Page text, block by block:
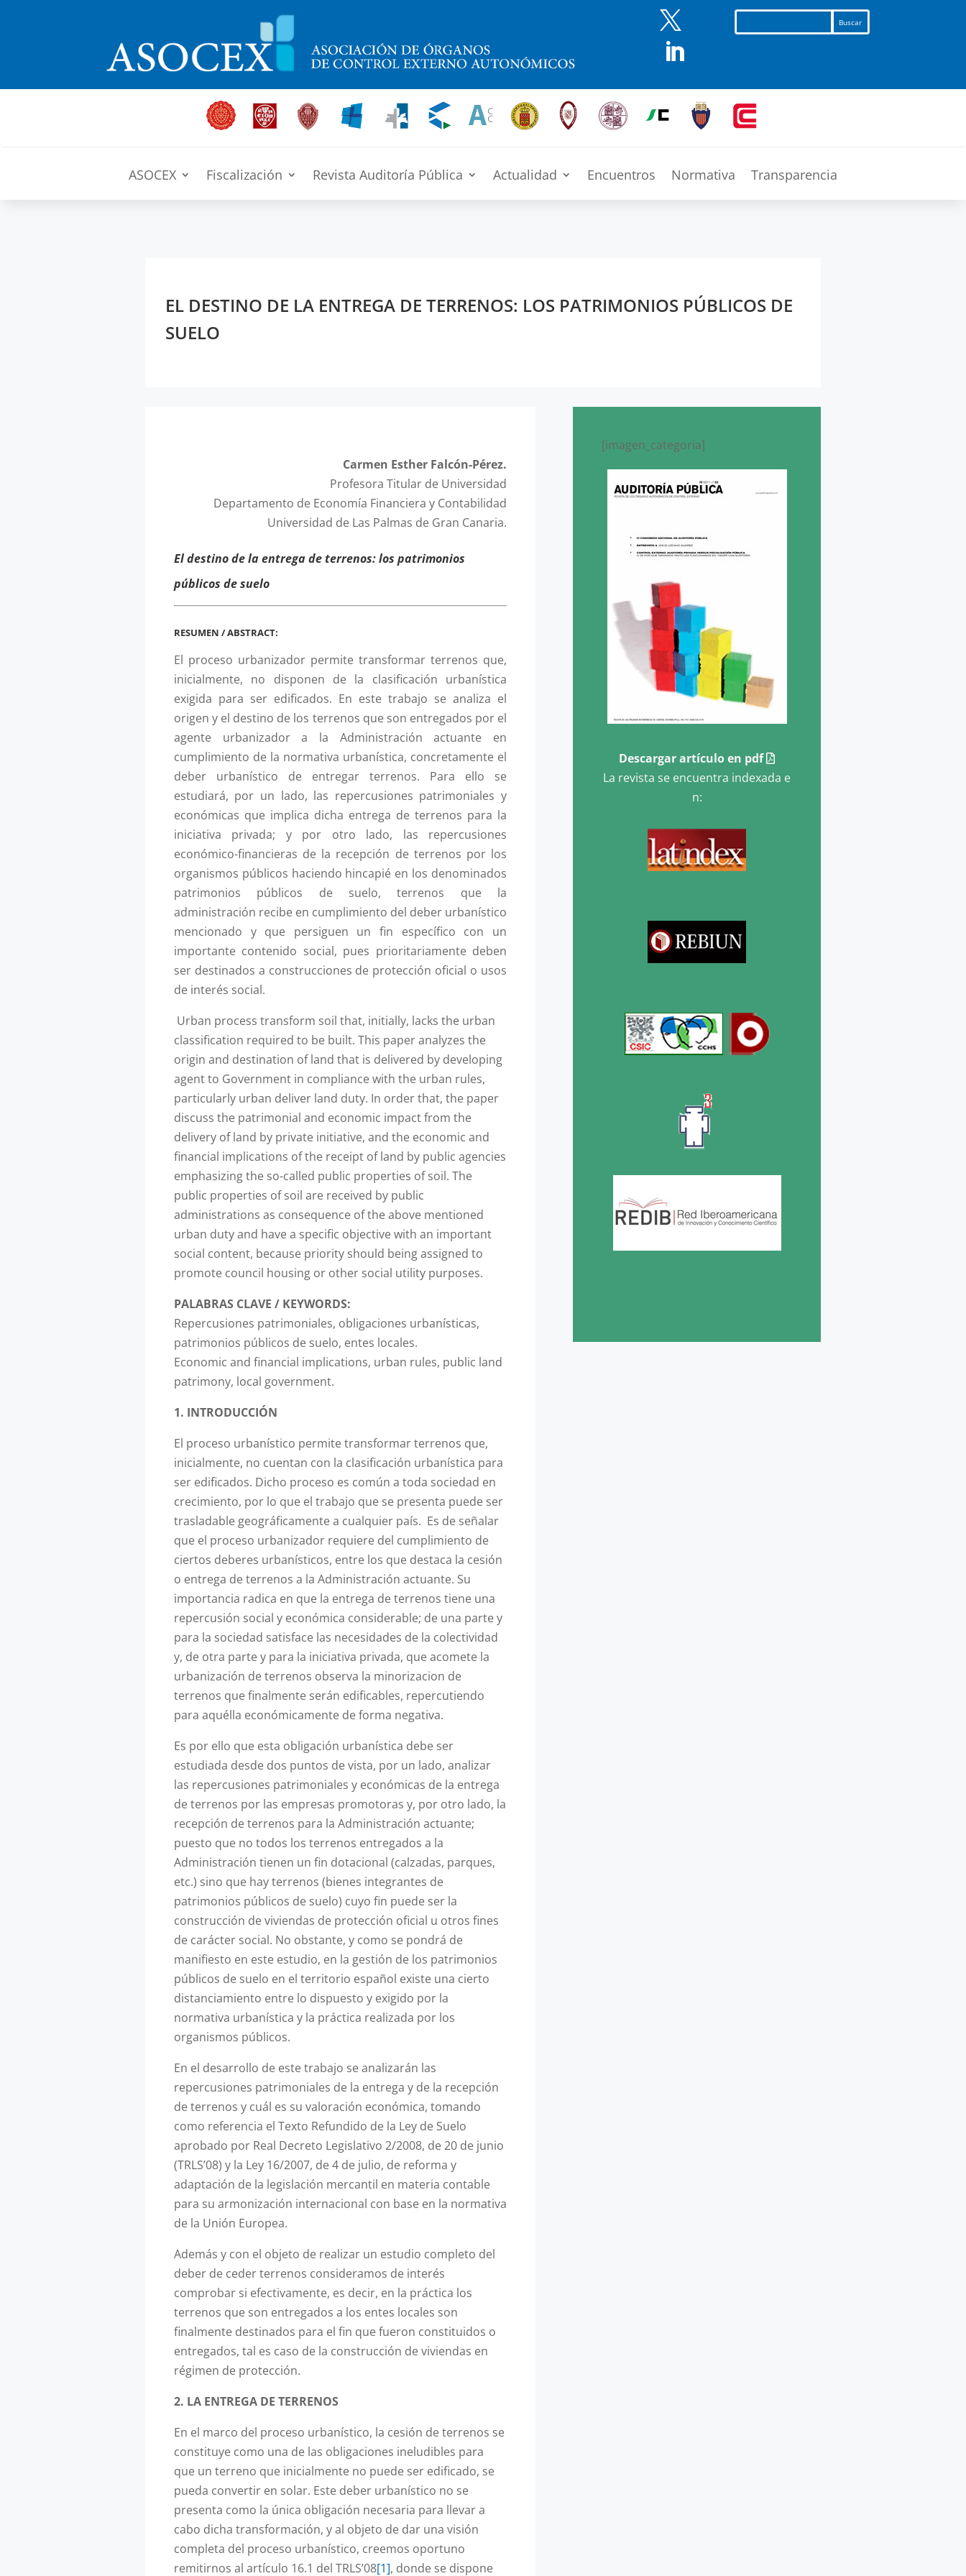


ASOCEX Fiscalización Revista Auditoría Pública Actualidad Encuentros Normativa Transparencia
EL DESTINO DE LA ENTREGA DE TERRENOS: LOS PATRIMONIOS PÚBLICOS DE
SUELO
Carmen Esther Falcón-Pérez.
Profesora Titular de Universidad
Departamento de Economía Financiera y Contabilidad
Universidad de Las Palmas de Gran Canaria.
El destino de la entrega de terrenos: los patrimonios
públicos de suelo
RESUMEN / ABSTRACT:
El proceso urbanizador permite transformar terrenos que,
inicialmente, no disponen de la clasificación urbanística
exigida para ser edificados. En este trabajo se analiza el
origen y el destino de los terrenos que son entregados por el
agente urbanizador a la Administración actuante en
cumplimiento de la normativa urbanística, concretamente el
deber urbanístico de entregar terrenos. Para ello se
estudiará, por un lado, las repercusiones patrimoniales y
económicas que implica dicha entrega de terrenos para la
iniciativa privada; y por otro lado, las repercusiones
económico-financieras de la recepción de terrenos por los
organismos públicos haciendo hincapié en los denominados
patrimonios públicos de suelo, terrenos que la
administración recibe en cumplimiento del deber urbanístico
mencionado y que persiguen un fin específico con un
importante contenido social, pues prioritariamente deben
ser destinados a construcciones de protección oficial o usos
de interés social.
Urban process transform soil that, initially, lacks the urban
classification required to be built. This paper analyzes the
origin and destination of land that is delivered by developing
agent to Government in compliance with the urban rules,
particularly urban deliver land duty. In order that, the paper
discuss the patrimonial and economic impact from the
delivery of land by private initiative, and the economic and
financial implications of the receipt of land by public agencies
emphasizing the so-called public properties of soil. The
public properties of soil are received by public
administrations as consequence of the above mentioned
urban duty and have a specific objective with an important
social content, because priority should being assigned to
promote council housing or other social utility purposes.
PALABRAS CLAVE / KEYWORDS:
Repercusiones patrimoniales, obligaciones urbanísticas,
patrimonios públicos de suelo, entes locales.
Economic and financial implications, urban rules, public land
patrimony, local government.
1. INTRODUCCIÓN
El proceso urbanístico permite transformar terrenos que,
inicialmente, no cuentan con la clasificación urbanística para
ser edificados. Dicho proceso es común a toda sociedad en
crecimiento, por lo que el trabajo que se presenta puede ser
trasladable geográficamente a cualquier país. Es de señalar
que el proceso urbanizador requiere del cumplimiento de
ciertos deberes urbanísticos, entre los que destaca la cesión
o entrega de terrenos a la Administración actuante. Su
importancia radica en que la entrega de terrenos tiene una
repercusión social y económica considerable; de una parte y
para la sociedad satisface las necesidades de la colectividad
y, de otra parte y para la iniciativa privada, que acomete la
urbanización de terrenos observa la minorizacion de
terrenos que finalmente serán edificables, repercutiendo
para aquélla económicamente de forma negativa.
Es por ello que esta obligación urbanística debe ser
estudiada desde dos puntos de vista, por un lado, analizar
las repercusiones patrimoniales y económicas de la entrega
de terrenos por las empresas promotoras y, por otro lado, la
recepción de terrenos para la Administración actuante;
puesto que no todos los terrenos entregados a la
Administración tienen un fin dotacional (calzadas, parques,
etc.) sino que hay terrenos (bienes integrantes de
patrimonios públicos de suelo) cuyo fin puede ser la
construcción de viviendas de protección oficial u otros fines
de carácter social. No obstante, y como se pondrá de
manifiesto en este estudio, en la gestión de los patrimonios
públicos de suelo en el territorio español existe una cierto
distanciamiento entre lo dispuesto y exigido por la
normativa urbanística y la práctica realizada por los
organismos públicos.
En el desarrollo de este trabajo se analizarán las
repercusiones patrimoniales de la entrega y de la recepción
de terrenos y cuál es su valoración económica, tomando
como referencia el Texto Refundido de la Ley de Suelo
aprobado por Real Decreto Legislativo 2/2008, de 20 de junio
(TRLS’08) y la Ley 16/2007, de 4 de julio, de reforma y
adaptación de la legislación mercantil en materia contable
para su armonización internacional con base en la normativa
de la Unión Europea.
Además y con el objeto de realizar un estudio completo del
deber de ceder terrenos consideramos de interés
comprobar si efectivamente, es decir, en la práctica los
terrenos que son entregados a los entes locales son
finalmente destinados para el fin que fueron constituidos o
entregados, tal es caso de la construcción de viviendas en
régimen de protección.
2. LA ENTREGA DE TERRENOS
En el marco del proceso urbanístico, la cesión de terrenos se
constituye como una de las obligaciones ineludibles para
que un terreno que inicialmente no puede ser edificado, se
pueda convertir en solar. Este deber urbanístico no se
presenta como la única obligación necesaria para llevar a
cabo dicha transformación, y al objeto de dar una visión
completa del proceso urbanístico, creemos oportuno
remitirnos al artículo 16.1 del TRLS’08[1], donde se dispone
[imagen_categoria]
Descargar artículo en pdf
La revista se encuentra indexada e
n: